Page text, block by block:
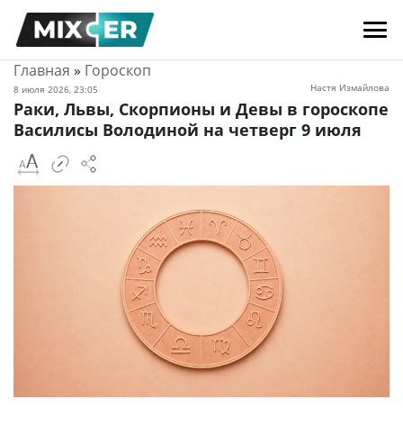
Главная » Гороскоп
8 июля 2026, 23:05 Настя Измайлова
Раки, Львы, Скорпионы и Девы в гороскопе
Василисы Володиной на четверг 9 июля